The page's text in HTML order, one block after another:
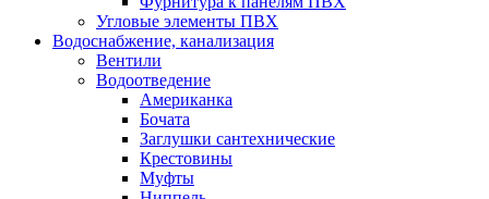
Угловые элементы ПВХ
Водоснабжение, канализация
Вентили
Водоотведение
Американка
Бочата
Заглушки сантехнические
Крестовины
Муфты